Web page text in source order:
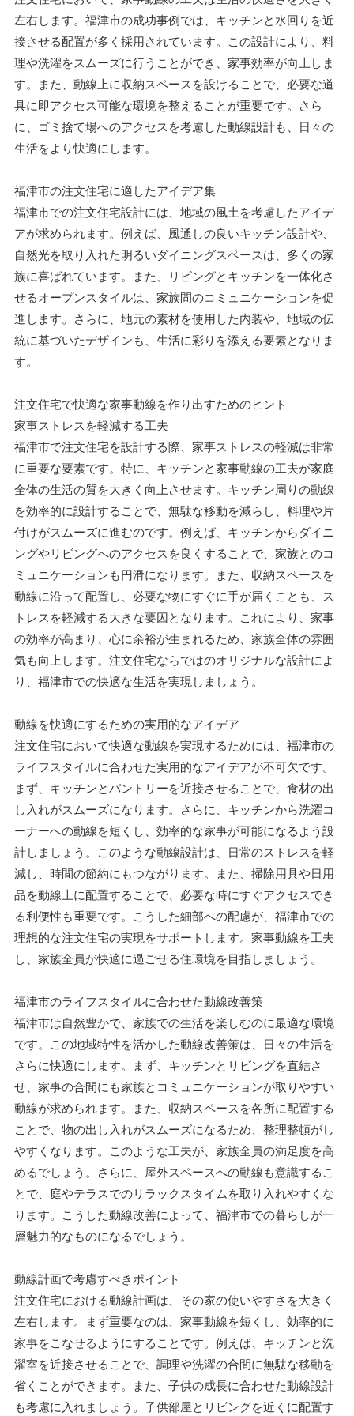
左右します。福津市の成功事例では、キッチンと水回りを近
接させる配置が多く採用されています。この設計により、料
理や洗濯をスムーズに行うことができ、家事効率が向上しま
す。また、動線上に収納スペースを設けることで、必要な道
具に即アクセス可能な環境を整えることが重要です。さら
に、ゴミ捨て場へのアクセスを考慮した動線設計も、日々の
生活をより快適にします。
福津市の注文住宅に適したアイデア集
福津市での注文住宅設計には、地域の風土を考慮したアイデ
アが求められます。例えば、風通しの良いキッチン設計や、
自然光を取り入れた明るいダイニングスペースは、多くの家
族に喜ばれています。また、リビングとキッチンを一体化さ
せるオープンスタイルは、家族間のコミュニケーションを促
進します。さらに、地元の素材を使用した内装や、地域の伝
統に基づいたデザインも、生活に彩りを添える要素となりま
す。
注文住宅で快適な家事動線を作り出すためのヒント
家事ストレスを軽減する工夫
福津市で注文住宅を設計する際、家事ストレスの軽減は非常
に重要な要素です。特に、キッチンと家事動線の工夫が家庭
全体の生活の質を大きく向上させます。キッチン周りの動線
を効率的に設計することで、無駄な移動を減らし、料理や片
付けがスムーズに進むのです。例えば、キッチンからダイニ
ングやリビングへのアクセスを良くすることで、家族とのコ
ミュニケーションも円滑になります。また、収納スペースを
動線に沿って配置し、必要な物にすぐに手が届くことも、ス
トレスを軽減する大きな要因となります。これにより、家事
の効率が高まり、心に余裕が生まれるため、家族全体の雰囲
気も向上します。注文住宅ならではのオリジナルな設計によ
り、福津市での快適な生活を実現しましょう。
動線を快適にするための実用的なアイデア
注文住宅において快適な動線を実現するためには、福津市の
ライフスタイルに合わせた実用的なアイデアが不可欠です。
まず、キッチンとパントリーを近接させることで、食材の出
し入れがスムーズになります。さらに、キッチンから洗濯コ
ーナーへの動線を短くし、効率的な家事が可能になるよう設
計しましょう。このような動線設計は、日常のストレスを軽
減し、時間の節約にもつながります。また、掃除用具や日用
品を動線上に配置することで、必要な時にすぐアクセスでき
る利便性も重要です。こうした細部への配慮が、福津市での
理想的な注文住宅の実現をサポートします。家事動線を工夫
し、家族全員が快適に過ごせる住環境を目指しましょう。
福津市のライフスタイルに合わせた動線改善策
福津市は自然豊かで、家族での生活を楽しむのに最適な環境
です。この地域特性を活かした動線改善策は、日々の生活を
さらに快適にします。まず、キッチンとリビングを直結さ
せ、家事の合間にも家族とコミュニケーションが取りやすい
動線が求められます。また、収納スペースを各所に配置する
ことで、物の出し入れがスムーズになるため、整理整頓がし
やすくなります。このような工夫が、家族全員の満足度を高
めるでしょう。さらに、屋外スペースへの動線も意識するこ
とで、庭やテラスでのリラックスタイムを取り入れやすくな
ります。こうした動線改善によって、福津市での暮らしが一
層魅力的なものになるでしょう。
動線計画で考慮すべきポイント
注文住宅における動線計画は、その家の使いやすさを大きく
左右します。まず重要なのは、家事動線を短くし、効率的に
家事をこなせるようにすることです。例えば、キッチンと洗
濯室を近接させることで、調理や洗濯の合間に無駄な移動を
省くことができます。また、子供の成長に合わせた動線設計
も考慮に入れましょう。子供部屋とリビングを近くに配置す